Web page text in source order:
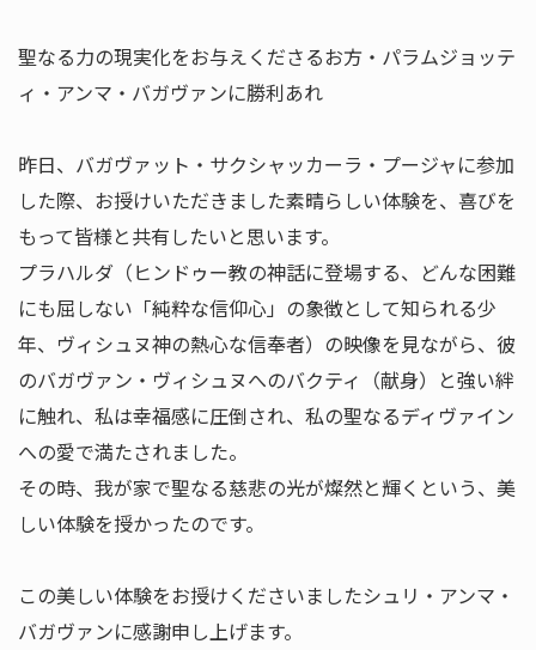
聖なる力の現実化をお与えくださるお方・パラムジョッテ
ィ・アンマ・バガヴァンに勝利あれ
昨日、バガヴァット・サクシャッカーラ・プージャに参加
した際、お授けいただきました素晴らしい体験を、喜びを
もって皆様と共有したいと思います。
プラハルダ（ヒンドゥー教の神話に登場する、どんな困難
にも屈しない「純粋な信仰心」の象徴として知られる少
年、ヴィシュヌ神の熱心な信奉者）の映像を見ながら、彼
のバガヴァン・ヴィシュヌへのバクティ（献身）と強い絆
に触れ、私は幸福感に圧倒され、私の聖なるディヴァイン
への愛で満たされました。
その時、我が家で聖なる慈悲の光が燦然と輝くという、美
しい体験を授かったのです。
この美しい体験をお授けくださいましたシュリ・アンマ・
バガヴァンに感謝申し上げます。